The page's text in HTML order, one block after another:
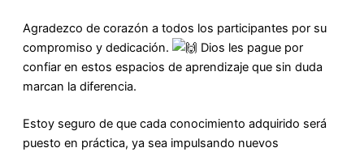
Agradezco de corazón a todos los participantes por su
compromiso y dedicación.
Dios les pague por
confiar en estos espacios de aprendizaje que sin duda
marcan la diferencia.
Estoy seguro de que cada conocimiento adquirido será
puesto en práctica, ya sea impulsando nuevos